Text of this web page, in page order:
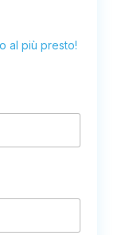
al più presto!